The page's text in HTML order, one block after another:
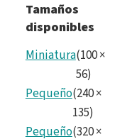
Tamaños
disponibles
Miniatura(100×
56)
Pequeño(240×
135)
Pequeño(320×